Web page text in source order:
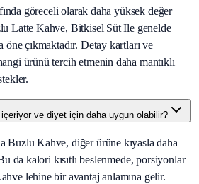
göreceli olarak daha yüksek değer
Latte Kahve, Bitkisel Süt Ile genelde
öne çıkmaktadır. Detay kartları ve
ürünü tercih etmenin daha mantıklı
ve diyet için daha uygun olabilir?
Buzlu Kahve, diğer ürüne kıyasla daha
da kalori kısıtlı beslenmede, porsiyonlar
lehine bir avantaj anlamına gelir.